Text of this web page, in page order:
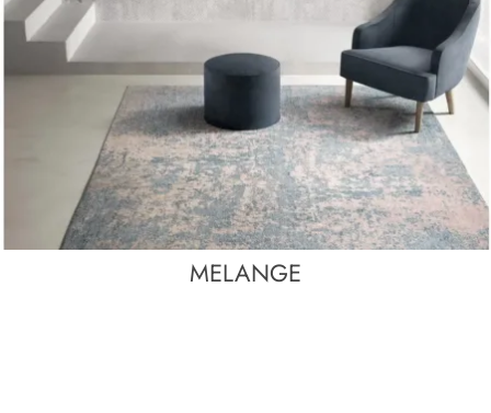
MELANGE